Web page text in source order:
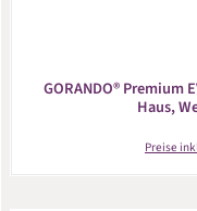
GORANDO® Premium
Haus,
Preise